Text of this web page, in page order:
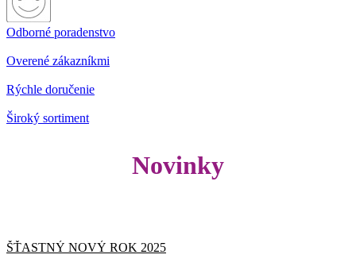
Odborné poradenstvo
Overené zákazníkmi
Rýchle doručenie
Široký sortiment
Novinky
ŠŤASTNÝ NOVÝ ROK 2025